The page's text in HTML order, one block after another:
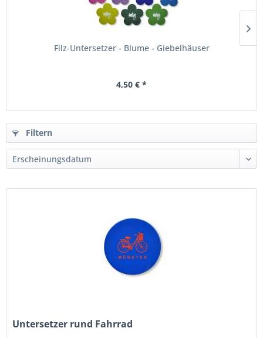
Filz-Untersetzer - Blume - Giebelhäuser
4,50 € *
Filtern
Untersetzer rund Fahrrad